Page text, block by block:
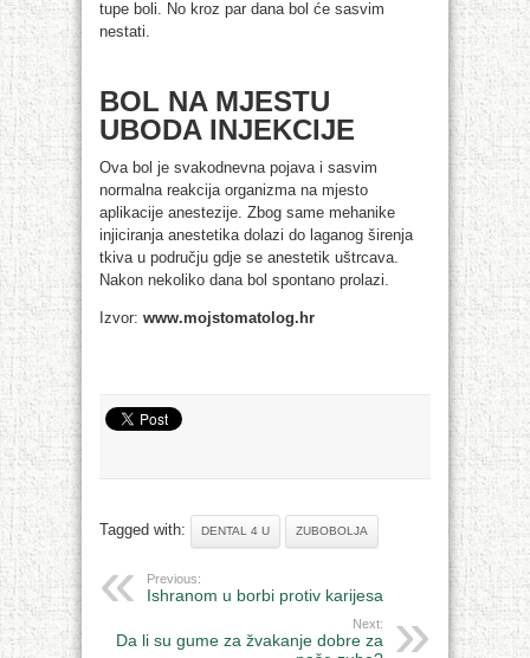
tupe boli. No kroz par dana bol će sasvim
nestati.
BOL NA MJESTU
UBODA INJEKCIJE
Ova bol je svakodnevna pojava i sasvim
normalna reakcija organizma na mjesto
aplikacije anestezije. Zbog same mehanike
injiciranja anestetika dolazi do laganog širenja
tkiva u području gdje se anestetik uštrcava.
Nakon nekoliko dana bol spontano prolazi.
Izvor: www.mojstomatolog.hr
Tagged with: DENTAL 4 U ZUBOBOLJA
Previous:
Ishranom u borbi protiv karijesa
Next:
Da li su gume za žvakanje dobre za